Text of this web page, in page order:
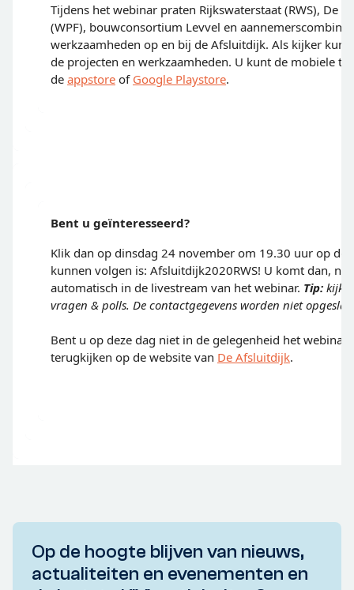
Tijdens het webinar praten Rijkswaterstaat (RWS), De
(WPF), bouwconsortium Levvel en
werkzaamheden op en bij de Afsluitdijk. Als kijker
de projecten en werkzaamheden. U kunt de mobiele
de appstore of Google Playstore.
Bent u geïnteresseerd?
Klik dan op dinsdag 24 november om 19.30 uur op
kunnen volgen is: Afsluitdijk2020RWS! U komt dan,
automatisch in de livestream van het webinar. Tip: kijk
vragen & polls. De contactgegevens worden niet
Bent u op deze dag niet in de gelegenheid het
terugkijken op de website van De Afsluitdijk.
Op de hoogte blijven van nieuws,
actualiteiten en evenementen en